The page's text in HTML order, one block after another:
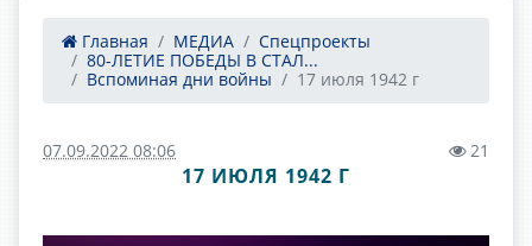
Главная МЕДИА
Спецпроекты
80-ЛЕТИЕ ПОБЕДЫ В СТАЛ...
Вспоминая дни войны
17 июля 1942 г
07.09.2022 08:06 21
17 ИЮЛЯ 1942 Г